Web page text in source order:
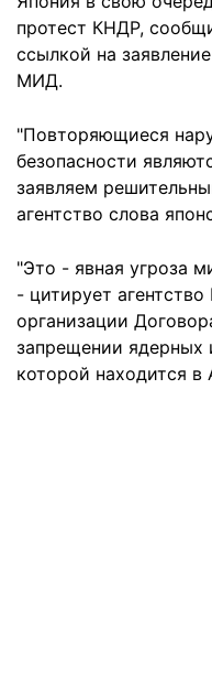
протест КНДР,
ссылкой на
МИД.
"Повторяющиеся
безопасности
заявляем
агентство слова
"Это - явная угроза
- цитирует агентство
организации
запрещении ядерных
которой находится в